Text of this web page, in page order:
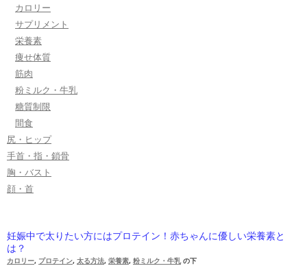
カロリー
サプリメント
栄養素
痩せ体質
筋肉
粉ミルク・牛乳
糖質制限
間食
尻・ヒップ
手首・指・鎖骨
胸・バスト
顔・首
妊娠中で太りたい方にはプロテイン！赤ちゃんに優しい栄養素と
は？
カロリー, プロテイン, 太る方法, 栄養素, 粉ミルク・牛乳 の下